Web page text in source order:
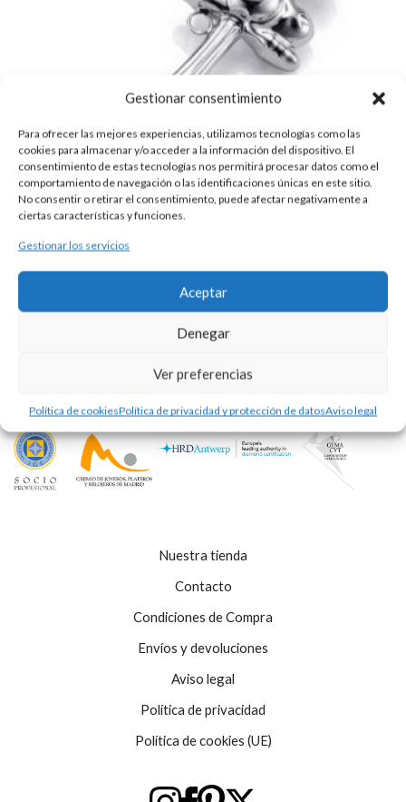
Gestionar consentimiento
Para ofrecer las mejores experiencias, utilizamos tecnologías como las
cookies para almacenar y/o acceder a la información del dispositivo. El
consentimiento de estas tecnologías nos permitirá procesar datos como el
comportamiento de navegación o las identificaciones únicas en este sitio.
No consentir o retirar el consentimiento, puede afectar negativamente a
ciertas características y funciones.
Gestionar los servicios
Aceptar
Denegar
Ver preferencias
Política de cookiesPolítica de privacidad y protección de datosAviso legal
125,00€
Sonajero con mango realizado en plata, modelo ranita.
Nuestra tienda
Contacto
Condiciones de Compra
Envíos y devoluciones
Aviso legal
Política de privacidad
Política de cookies (UE)